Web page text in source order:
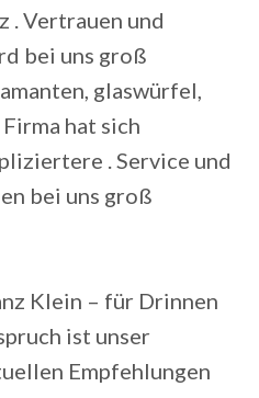
. Vertrauen und
bei uns groß
glaswürfel,
hat sich
. Service und
bei uns groß
Klein – für Drinnen
ist unser
Empfehlungen